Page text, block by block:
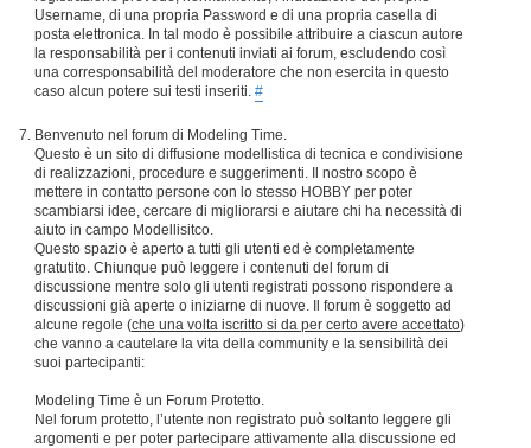
Username, di una propria Password e di una propria casella di
posta elettronica. In tal modo è possibile attribuire a ciascun autore
la responsabilità per i contenuti inviati ai forum, escludendo così
una corresponsabilità del moderatore che non esercita in questo
caso alcun potere sui testi inseriti. #
Benvenuto nel forum di Modeling Time.
Questo è un sito di diffusione modellistica di tecnica e condivisione
di realizzazioni, procedure e suggerimenti. Il nostro scopo è
mettere in contatto persone con lo stesso HOBBY per poter
scambiarsi idee, cercare di migliorarsi e aiutare chi ha necessità di
aiuto in campo Modellisitco.
Questo spazio è aperto a tutti gli utenti ed è completamente
gratutito. Chiunque può leggere i contenuti del forum di
discussione mentre solo gli utenti registrati possono rispondere a
discussioni già aperte o iniziarne di nuove. Il forum è soggetto ad
alcune regole (che una volta iscritto si da per certo avere accettato)
che vanno a cautelare la vita della community e la sensibilità dei
suoi partecipanti:
Modeling Time è un Forum Protetto.
Nel forum protetto, l’utente non registrato può soltanto leggere gli
argomenti e per poter partecipare attivamente alla discussione ed